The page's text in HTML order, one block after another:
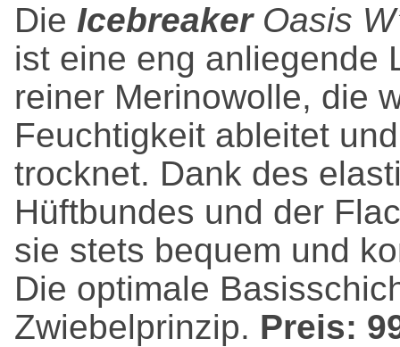
Die IcebreakerOasis
ist eine eng anliegende
reiner Merinowolle, die
Feuchtigkeit ableitet
trocknet. Dank des
Hüftbundes und der
sie stets bequem und
Die optimale
Zwiebelprinzip. Preis: